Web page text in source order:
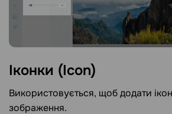
Іконки (Icon)
Використовується, щоб додати
зображення.